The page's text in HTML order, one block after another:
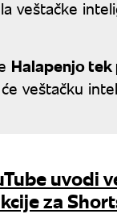
veštačke
Halapenjo
veštačku
uvodi
za